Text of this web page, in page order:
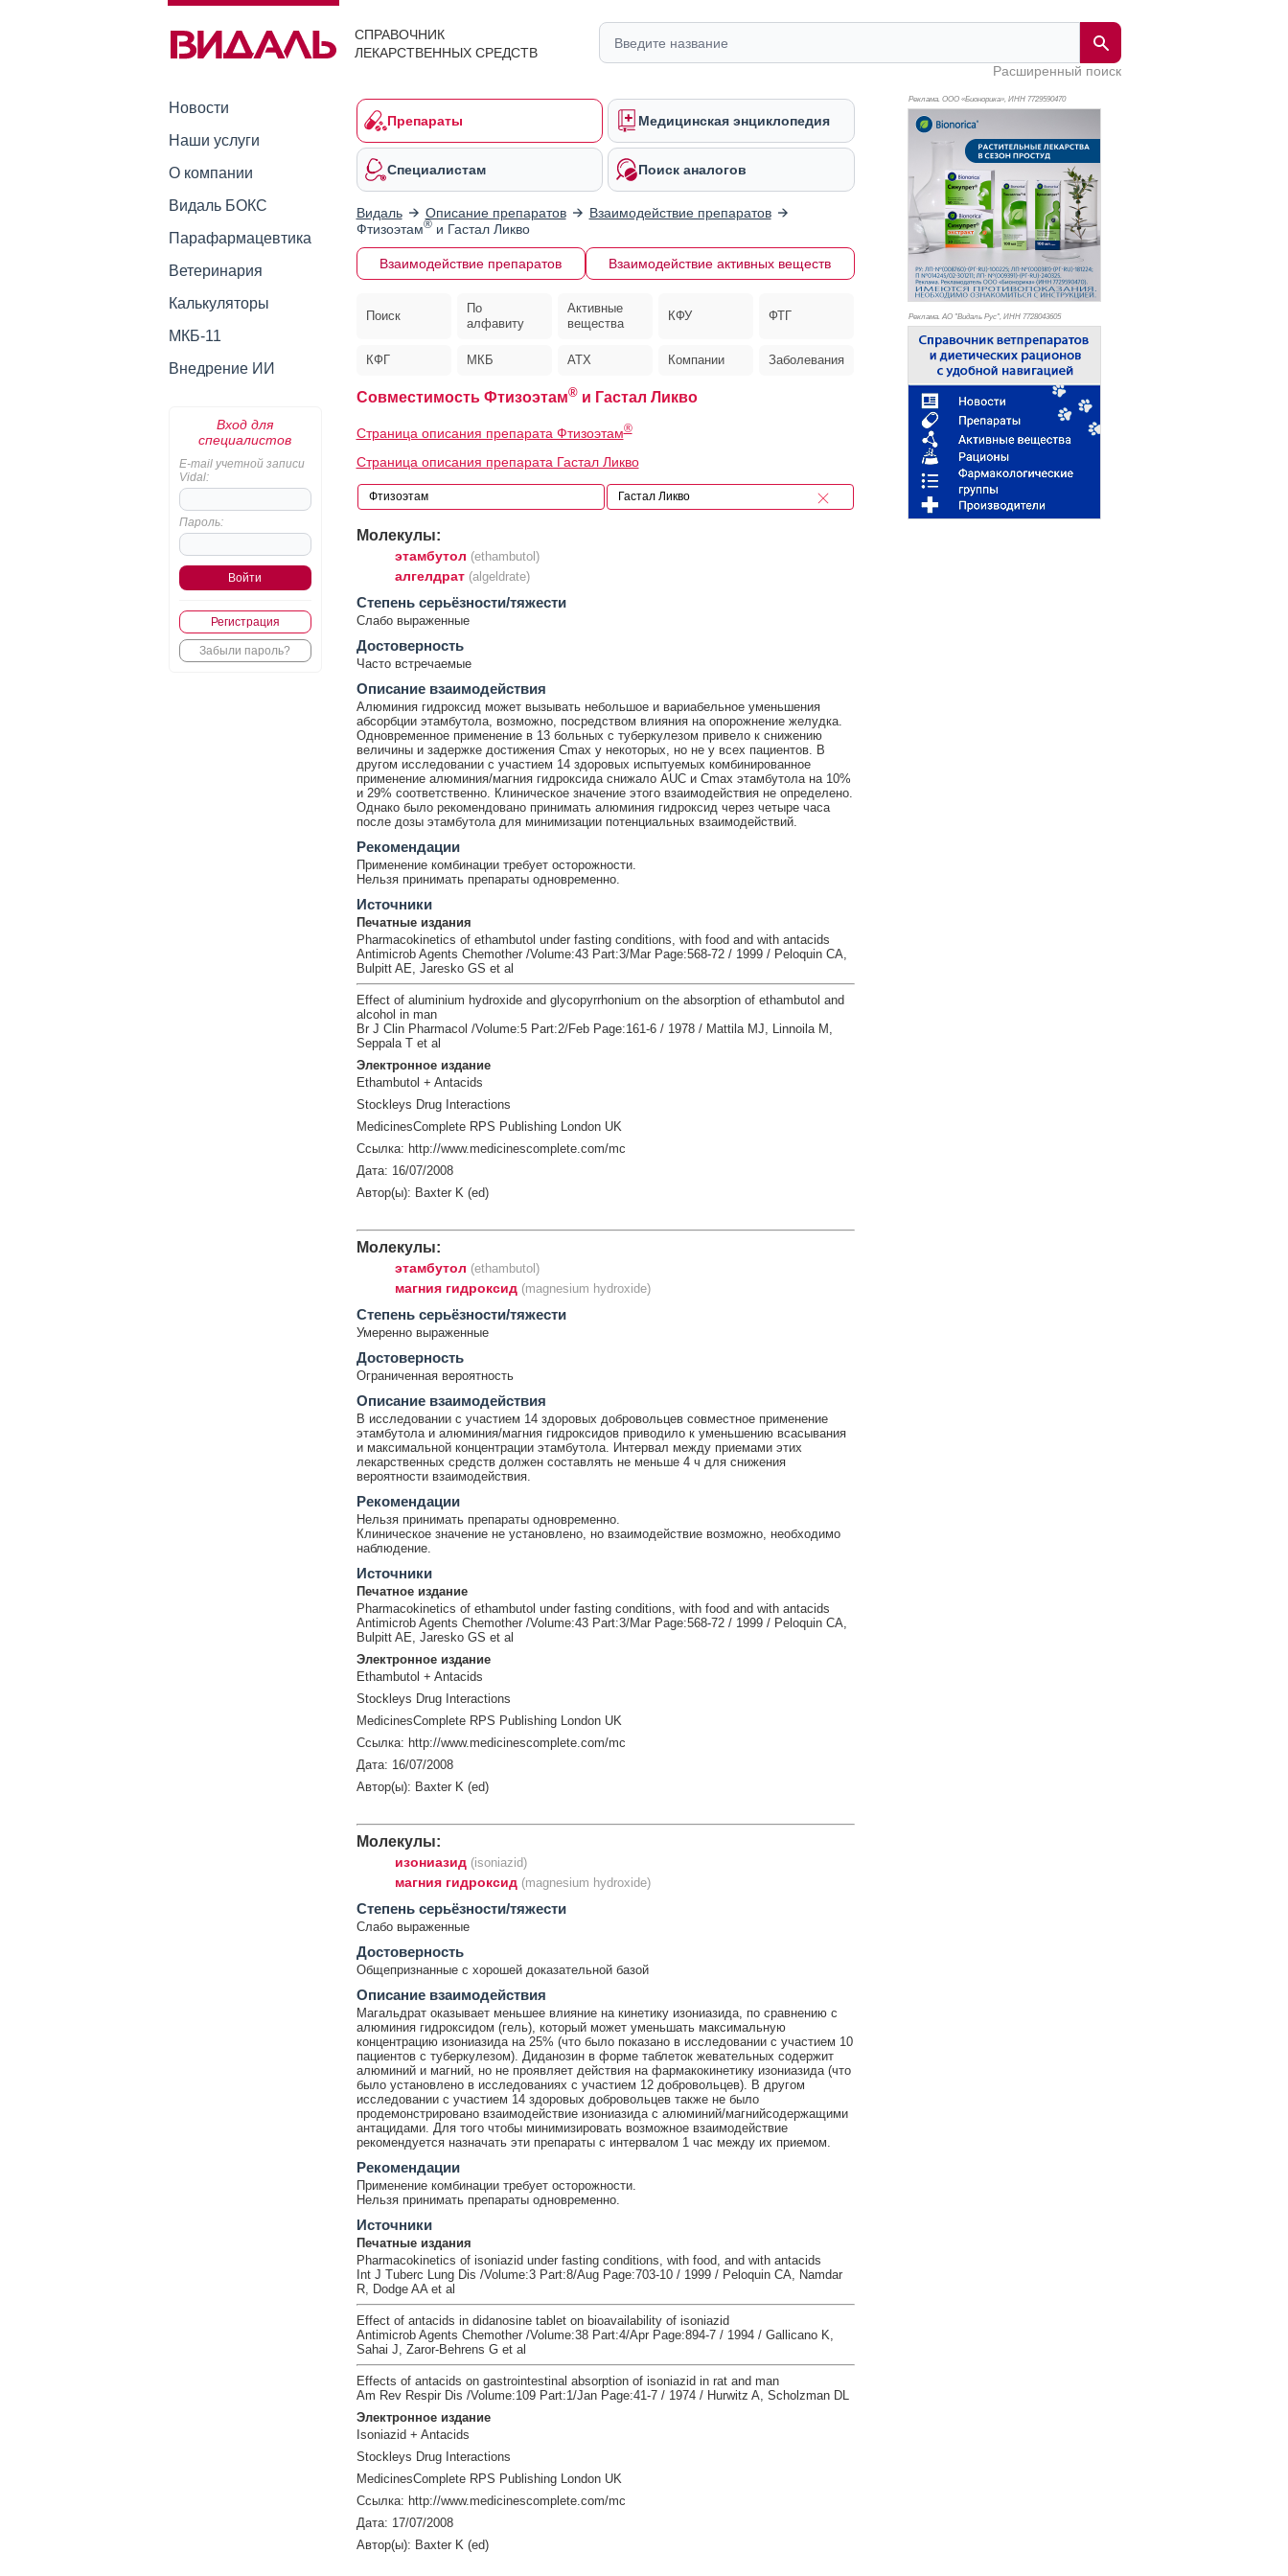
СПРАВОЧНИК
ЛЕКАРСТВЕННЫХ СРЕДСТВ
Расширенный поиск
Новости
Наши услуги
О компании
Видаль БОКС
Парафармацевтика
Ветеринария
Калькуляторы
МКБ-11
Внедрение ИИ
Вход для
специалистов
E-mail учетной записи
Vidal:
Пароль:
Регистрация
Забыли пароль?
Препараты Медицинская энциклопедия
Специалистам Поиск аналогов
Видаль Описание препаратов
Взаимодействие препаратов
Фтизоэтам®и Гастал Ликво
Взаимодействие препаратов Взаимодействие активных веществ
Поиск
По
алфавиту
Активные
вещества
КФУ ФТГ
КФГ МКБ АТХ Компании Заболевания
Совместимость Фтизоэтам®и Гастал Ликво
Страница описания препарата Фтизоэтам®
Страница описания препарата Гастал Ликво
Молекулы:
этамбутол (ethambutol)
алгелдрат (algeldrate)
Cтепень серьёзности/тяжести
Слабо выраженные
Достоверность
Часто встречаемые
Описание взаимодействия
Алюминия гидроксид может вызывать небольшое и вариабельное уменьшения
абсорбции этамбутола, возможно, посредством влияния на опорожнение желудка.
Одновременное применение в 13 больных с туберкулезом привело к снижению
величины и задержке достижения Cmax у некоторых, но не у всех пациентов. В
другом исследовании с участием 14 здоровых испытуемых комбинированное
применение алюминия/магния гидроксида снижало AUC и Cmax этамбутола на 10%
и 29% соответственно. Клиническое значение этого взаимодействия не определено.
Однако было рекомендовано принимать алюминия гидроксид через четыре часа
после дозы этамбутола для минимизации потенциальных взаимодействий.
Рекомендации
Применение комбинации требует осторожности.
Нельзя принимать препараты одновременно.
Источники
Печатные издания
Pharmacokinetics of ethambutol under fasting conditions, with food and with antacids
Antimicrob Agents Chemother /Volume:43 Part:3/Mar Page:568-72 / 1999 / Peloquin CA,
Bulpitt AE, Jaresko GS et al
Effect of aluminium hydroxide and glycopyrrhonium on the absorption of ethambutol and
alcohol in man
Br J Clin Pharmacol /Volume:5 Part:2/Feb Page:161-6 / 1978 / Mattila MJ, Linnoila M,
Seppala T et al
Электронное издание
Ethambutol + Antacids
Stockleys Drug Interactions
MedicinesComplete RPS Publishing London UK
Ссылка: http://www.medicinescomplete.com/mc
Дата: 16/07/2008
Автор(ы): Baxter K (ed)
Молекулы:
этамбутол (ethambutol)
магния гидроксид (magnesium hydroxide)
Cтепень серьёзности/тяжести
Умеренно выраженные
Достоверность
Ограниченная вероятность
Описание взаимодействия
В исследовании с участием 14 здоровых добровольцев совместное применение
этамбутола и алюминия/магния гидроксидов приводило к уменьшению всасывания
и максимальной концентрации этамбутола. Интервал между приемами этих
лекарственных средств должен составлять не меньше 4 ч для снижения
вероятности взаимодействия.
Рекомендации
Нельзя принимать препараты одновременно.
Клиническое значение не установлено, но взаимодействие возможно, необходимо
наблюдение.
Источники
Печатное издание
Pharmacokinetics of ethambutol under fasting conditions, with food and with antacids
Antimicrob Agents Chemother /Volume:43 Part:3/Mar Page:568-72 / 1999 / Peloquin CA,
Bulpitt AE, Jaresko GS et al
Электронное издание
Ethambutol + Antacids
Stockleys Drug Interactions
MedicinesComplete RPS Publishing London UK
Ссылка: http://www.medicinescomplete.com/mc
Дата: 16/07/2008
Автор(ы): Baxter K (ed)
Молекулы:
изониазид (isoniazid)
магния гидроксид (magnesium hydroxide)
Cтепень серьёзности/тяжести
Слабо выраженные
Достоверность
Общепризнанные с хорошей доказательной базой
Описание взаимодействия
Магальдрат оказывает меньшее влияние на кинетику изониазида, по сравнению с
алюминия гидроксидом (гель), который может уменьшать максимальную
концентрацию изониазида на 25% (что было показано в исследовании с участием 10
пациентов с туберкулезом). Диданозин в форме таблеток жевательных содержит
алюминий и магний, но не проявляет действия на фармакокинетику изониазида (что
было установлено в исследованиях с участием 12 добровольцев). В другом
исследовании с участием 14 здоровых добровольцев также не было
продемонстрировано взаимодействие изониазида с алюминий/магнийсодержащими
антацидами. Для того чтобы минимизировать возможное взаимодействие
рекомендуется назначать эти препараты с интервалом 1 час между их приемом.
Рекомендации
Применение комбинации требует осторожности.
Нельзя принимать препараты одновременно.
Источники
Печатные издания
Pharmacokinetics of isoniazid under fasting conditions, with food, and with antacids
Int J Tuberc Lung Dis /Volume:3 Part:8/Aug Page:703-10 / 1999 / Peloquin CA, Namdar
R, Dodge AA et al
Effect of antacids in didanosine tablet on bioavailability of isoniazid
Antimicrob Agents Chemother /Volume:38 Part:4/Apr Page:894-7 / 1994 / Gallicano K,
Sahai J, Zaror-Behrens G et al
Effects of antacids on gastrointestinal absorption of isoniazid in rat and man
Am Rev Respir Dis /Volume:109 Part:1/Jan Page:41-7 / 1974 / Hurwitz A, Scholzman DL
Электронное издание
Isoniazid + Antacids
Stockleys Drug Interactions
MedicinesComplete RPS Publishing London UK
Ссылка: http://www.medicinescomplete.com/mc
Дата: 17/07/2008
Автор(ы): Baxter K (ed)
Реклама. ООО «Бионорика», ИНН 7729590470
Реклама. АО "Видаль Рус", ИНН 7728043605